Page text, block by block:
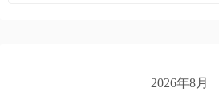
2026年8月